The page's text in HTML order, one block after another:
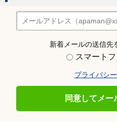
新着メールの送信先
スマート
プライバシ
同意してメー